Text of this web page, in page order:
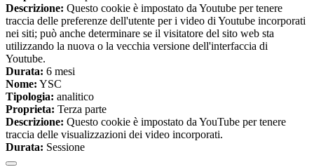
Descrizione: Questo cookie è impostato da Youtube per tenere
traccia delle preferenze dell'utente per i video di Youtube incorporati
nei siti; può anche determinare se il visitatore del sito web sta
utilizzando la nuova o la vecchia versione dell'interfaccia di
Youtube.
Durata: 6 mesi
Nome: YSC
Tipologia: analitico
Proprieta: Terza parte
Descrizione: Questo cookie è impostato da YouTube per tenere
traccia delle visualizzazioni dei video incorporati.
Durata: Sessione